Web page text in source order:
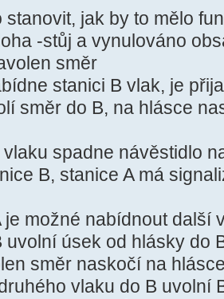
stanovit, jak by to mělo
-stůj a vynulováno
směr
stanici B vlak, je
směr do B, na hlásce
spadne návěstidlo
B, stanice A má
je možné nabídnout další
uvolní úsek od hlásky do
směr naskočí na
vlaku do B uvolní